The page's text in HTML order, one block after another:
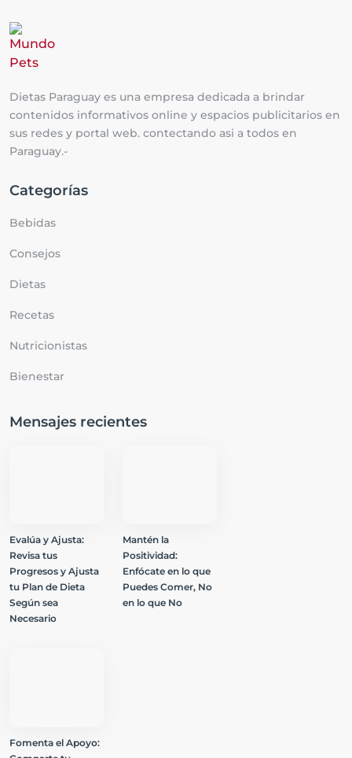
Dietas Paraguay es una empresa dedicada a brindar
contenidos informativos online y espacios publicitarios en
sus redes y portal web. contectando asi a todos en
Paraguay.-
Categorías
Bebidas
Consejos
Dietas
Recetas
Nutricionistas
Bienestar
Mensajes recientes
Evalúa y Ajusta:
Revisa tus
Progresos y Ajusta
tu Plan de Dieta
Según sea
Necesario
Mantén la
Positividad:
Enfócate en lo que
Puedes Comer, No
en lo que No
Fomenta el Apoyo: